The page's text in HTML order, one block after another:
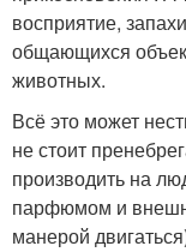
восприятие,
общающихся
животных.
Всё это может
не стоит
производить на
парфюмом и
манерой